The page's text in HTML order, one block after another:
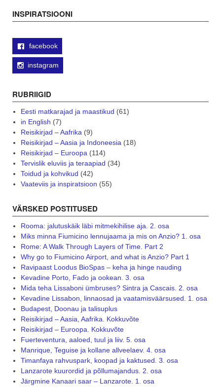
INSPIRATSIOONI
facebook
instagram
RUBRIIGID
Eesti matkarajad ja maastikud (61)
in English (7)
Reisikirjad – Aafrika(9)
Reisikirjad – Aasia ja Indoneesia(18)
Reisikirjad – Euroopa(114)
Tervislik eluviis ja teraapiad (34)
Toidud ja kohvikud (42)
Vaateviis ja inspiratsioon (55)
VÄRSKED POSTITUSED
Rooma: jalutuskäik läbi mitmekihilise aja. 2. osa
Miks minna Fiumicino lennujaama ja mis on Anzio? 1. osa
Rome: A Walk Through Layers of Time. Part 2
Why go to Fiumicino Airport, and what is Anzio? Part 1
Ravipaast Loodus BioSpas – keha ja hinge nauding
Kevadine Porto, Fado ja ookean. 3. osa
Mida teha Lissaboni ümbruses? Sintra ja Cascais. 2. osa
Kevadine Lissabon, linnaosad ja vaatamisväärsused. 1. osa
Budapest, Doonau ja talisuplus
Reisikirjad – Aasia, Aafrika. Kokkuvõte
Reisikirjad – Euroopa. Kokkuvõte
Fuerteventura, aaloed, tuul ja liiv. 5. osa
Manrique, Teguise ja kollane allveelaev. 4. osa
Timanfaya rahvuspark, koopad ja kaktused. 3. osa
Lanzarote kuurordid ja põllumajandus. 2. osa
Järgmine Kanaari saar – Lanzarote. 1. osa